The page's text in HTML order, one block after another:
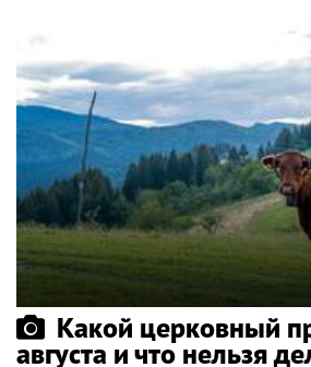
Какой церковный
августа и что нельзя